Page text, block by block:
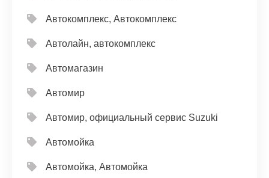
Автокомплекс, Автокомплекс
Автолайн, автокомплекс
Автомагазин
Автомир
Автомир, официальный сервис Suzuki
Автомойка
Автомойка, Автомойка